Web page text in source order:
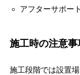
アフターサポー
施工時の注意事
施工段階では設置